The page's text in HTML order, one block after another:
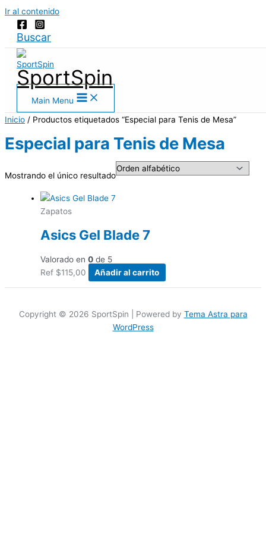
Ir al contenido
Buscar
SportSpin
Main Menu
Inicio / Productos etiquetados “Especial para Tenis de Mesa”
Especial para Tenis de Mesa
Mostrando el único resultado
Zapatos
Asics Gel Blade 7
Valorado en 0 de 5
Ref $115,00 Añadir al carrito
Copyright © 2026 SportSpin | Powered by Tema Astra para
WordPress